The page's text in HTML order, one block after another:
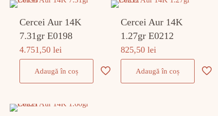
Cercei Aur 14K
7.31gr E0198
4.751,50lei
Adaugă în coș
Cercei Aur 14K
1.27gr E0212
825,50lei
Adaugă în coș